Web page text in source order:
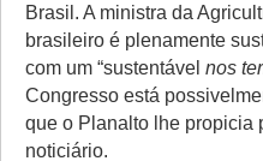
Brasil. A ministra da
brasileiro é plenamente
com um “sustentável nos
Congresso está
que o Planalto lhe propicia
noticiário.